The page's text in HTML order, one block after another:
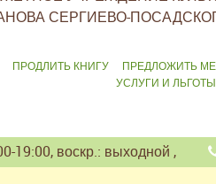
СЕРГИЕВО-
ПРОДЛИТЬ КНИГУ ПРЕДЛОЖИТЬ
УСЛУГИ И
19:00, воскр.: выходной ,